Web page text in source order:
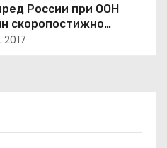
России при ООН
скоропостижно
в Нью-йорке
2017